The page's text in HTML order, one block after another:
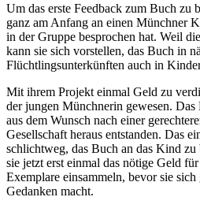
Um das erste Feedback zum Buch zu
ganz am Anfang an einen Münchner
in der Gruppe besprochen hat. Weil
kann sie sich vorstellen, das Buch in
Flüchtlingsunterkünften auch in
Mit ihrem Projekt einmal Geld zu
der jungen Münchnerin gewesen.
aus dem Wunsch nach einer
Gesellschaft heraus entstanden. Das
schlichtweg, das Buch an das Kind
sie jetzt erst einmal das nötige Geld
Exemplare einsammeln, bevor sie
Gedanken macht.